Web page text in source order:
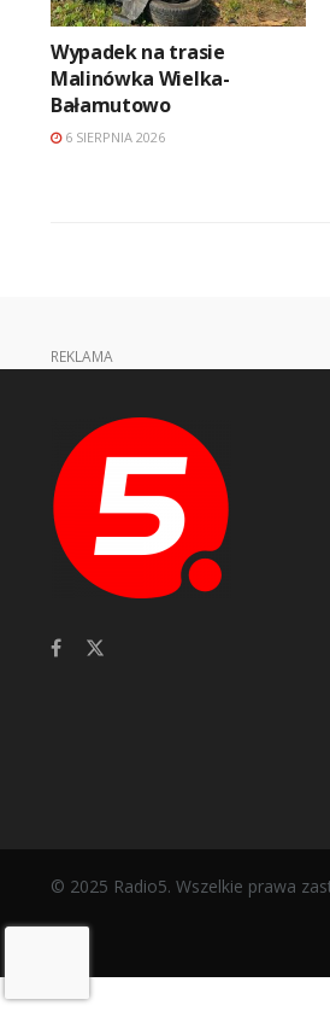
Wypadek na trasie
Malinówka Wielka-
Bałamutowo
6 SIERPNIA 2026
REKLAMA
© 2025 Radio5. Wszelkie prawa